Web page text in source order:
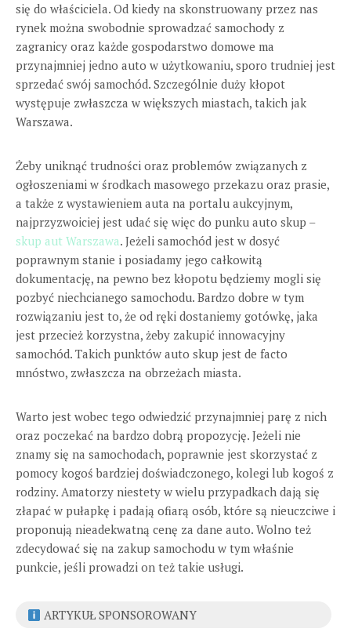
się do właściciela. Od kiedy na skonstruowany przez nas
rynek można swobodnie sprowadzać samochody z
zagranicy oraz każde gospodarstwo domowe ma
przynajmniej jedno auto w użytkowaniu, sporo trudniej jest
sprzedać swój samochód. Szczególnie duży kłopot
występuje zwłaszcza w większych miastach, takich jak
Warszawa.
Żeby uniknąć trudności oraz problemów związanych z
ogłoszeniami w środkach masowego przekazu oraz prasie,
a także z wystawieniem auta na portalu aukcyjnym,
najprzyzwoiciej jest udać się więc do punku auto skup –
skup aut Warszawa. Jeżeli samochód jest w dosyć
poprawnym stanie i posiadamy jego całkowitą
dokumentację, na pewno bez kłopotu będziemy mogli się
pozbyć niechcianego samochodu. Bardzo dobre w tym
rozwiązaniu jest to, że od ręki dostaniemy gotówkę, jaka
jest przecież korzystna, żeby zakupić innowacyjny
samochód. Takich punktów auto skup jest de facto
mnóstwo, zwłaszcza na obrzeżach miasta.
Warto jest wobec tego odwiedzić przynajmniej parę z nich
oraz poczekać na bardzo dobrą propozycję. Jeżeli nie
znamy się na samochodach, poprawnie jest skorzystać z
pomocy kogoś bardziej doświadczonego, kolegi lub kogoś z
rodziny. Amatorzy niestety w wielu przypadkach dają się
złapać w pułapkę i padają ofiarą osób, które są nieuczciwe i
proponują nieadekwatną cenę za dane auto. Wolno też
zdecydować się na zakup samochodu w tym właśnie
punkcie, jeśli prowadzi on też takie usługi.
ARTYKUŁ SPONSOROWANY